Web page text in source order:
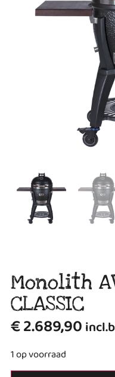
Monolith
CLASSIC
€2.689,90
1 op voorraad